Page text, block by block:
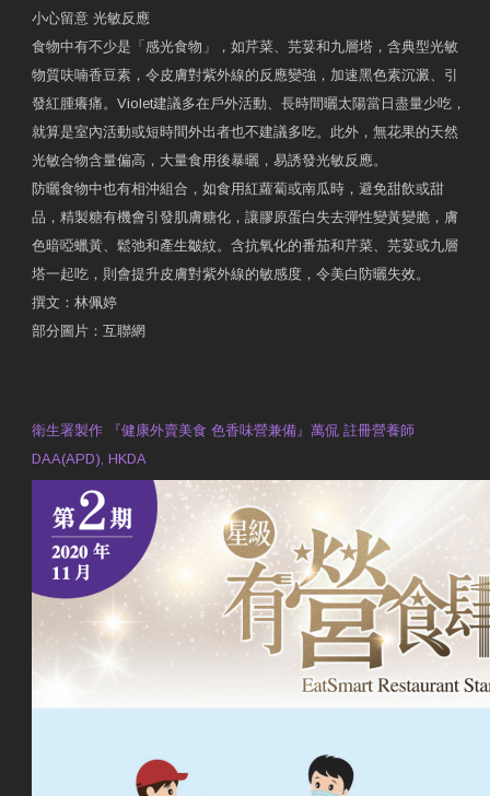
小心留意 光敏反應
食物中有不少是「感光食物」，如芹菜、芫荽和九層塔，含典型光敏
物質呋喃香豆素，令皮膚對紫外線的反應變強，加速黑色素沉澱、引
發紅腫癢痛。Violet建議多在戶外活動、長時間曬太陽當日盡量少吃，
就算是室內活動或短時間外出者也不建議多吃。此外，無花果的天然
光敏合物含量偏高，大量食用後暴曬，易誘發光敏反應。
防曬食物中也有相沖組合，如食用紅蘿蔔或南瓜時，避免甜飲或甜
品，精製糖有機會引發肌膚糖化，讓膠原蛋白失去彈性變黃變脆，膚
色暗啞蠟黃、鬆弛和產生皺紋。含抗氧化的番茄和芹菜、芫荽或九層
塔一起吃，則會提升皮膚對紫外線的敏感度，令美白防曬失效。
撰文：林佩婷
部分圖片：互聯網
衛生署製作 『健康外賣美食 色香味營兼備』萬侃 註冊營養師
DAA(APD), HKDA